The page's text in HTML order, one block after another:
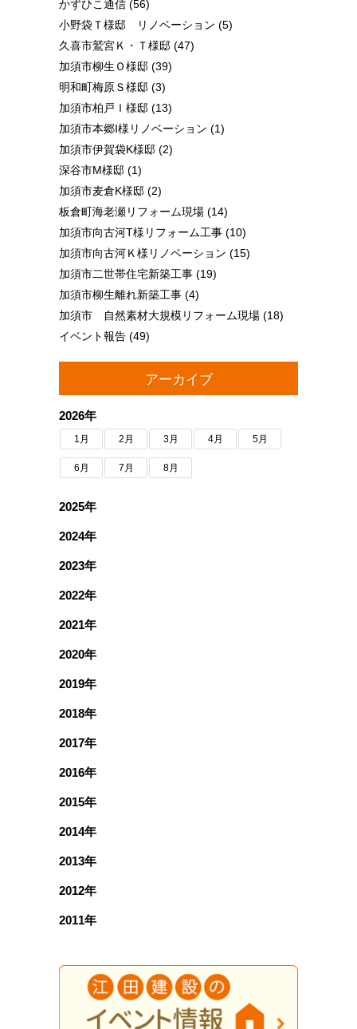
かずひこ通信 (56)
小野袋Ｔ様邸 リノベーション (5)
久喜市鷲宮Ｋ・Ｔ様邸 (47)
加須市柳生Ｏ様邸 (39)
明和町梅原Ｓ様邸 (3)
加須市柏戸Ｉ様邸 (13)
加須市本郷I様リノベーション (1)
加須市伊賀袋K様邸 (2)
深谷市M様邸 (1)
加須市麦倉K様邸 (2)
板倉町海老瀬リフォーム現場 (14)
加須市向古河T様リフォーム工事 (10)
加須市向古河Ｋ様リノベーション (15)
加須市二世帯住宅新築工事 (19)
加須市柳生離れ新築工事 (4)
加須市 自然素材大規模リフォーム現場 (18)
イベント報告 (49)
アーカイブ
2026年
1月 2月 3月 4月 5月
6月 7月 8月
2025年
2024年
2023年
2022年
2021年
2020年
2019年
2018年
2017年
2016年
2015年
2014年
2013年
2012年
2011年